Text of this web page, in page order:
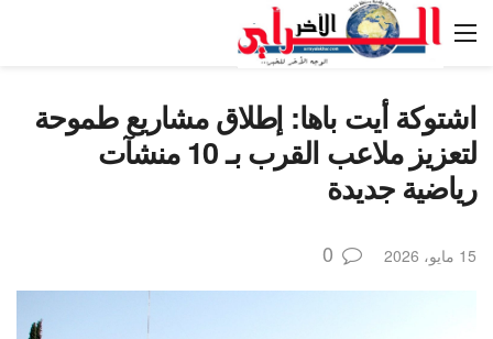
اشتوكة أيت باها: إطلاق مشاريع طموحة
لتعزيز ملاعب القرب بـ 10 منشآت
رياضية جديدة
15 مايو، 2026 0